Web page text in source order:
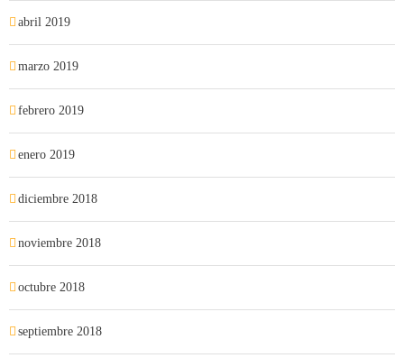
abril 2019
marzo 2019
febrero 2019
enero 2019
diciembre 2018
noviembre 2018
octubre 2018
septiembre 2018